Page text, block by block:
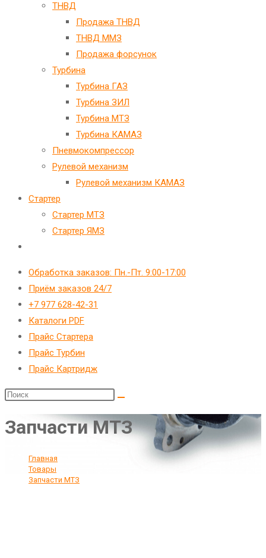
ТНВД
Продажа ТНВД
ТНВД ММЗ
Продажа форсунок
Турбина
Турбина ГАЗ
Турбина ЗИЛ
Турбина МТЗ
Турбина КАМАЗ
Пневмокомпрессор
Рулевой механизм
Рулевой механизм КАМАЗ
Стартер
Стартер МТЗ
Стартер ЯМЗ
по
веб-
сайту
Обработка заказов: Пн.-Пт. 9:00-17:00
Приём заказов 24/7
+7 977 628-42-31
Каталоги PDF
Прайс Стартера
Прайс Турбин
Прайс Картридж
Запчасти МТЗ
Главная
Товары
Запчасти МТЗ